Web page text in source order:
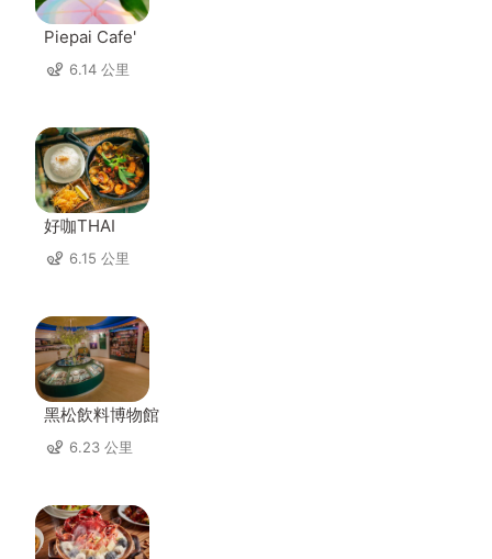
Piepai Cafe'
6.14 公里
好咖THAI
6.15 公里
黑松飲料博物館
6.23 公里